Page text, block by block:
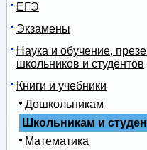
ЕГЭ
Экзамены
Наука и обучение,
школьников и студентов
Книги и учебники
Дошкольникам
Школьникам и
Математика